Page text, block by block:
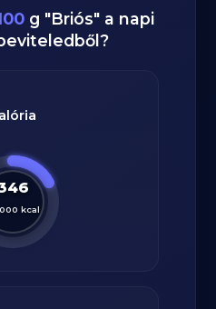
g "Briós" a napi
kcal